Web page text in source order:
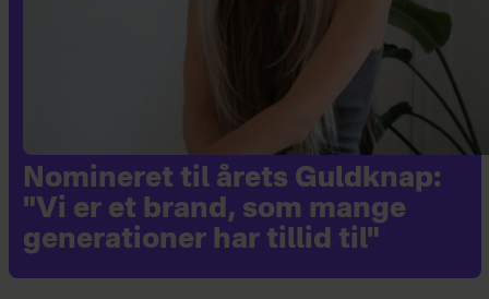
Nomineret til årets Guldknap:
"Vi er et brand, som mange
generationer har tillid til"